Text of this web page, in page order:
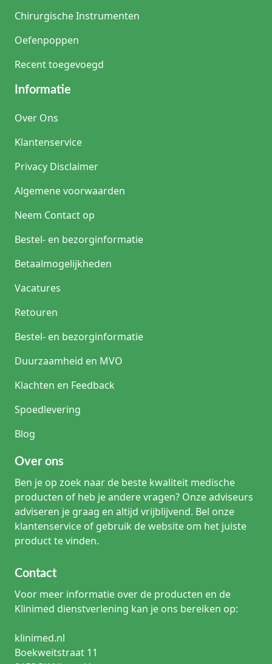
Chirurgische Instrumenten
Oefenpoppen
Recent toegevoegd
Informatie
Over Ons
Klantenservice
Privacy Disclaimer
Algemene voorwaarden
Neem Contact op
Bestel- en bezorginformatie
Betaalmogelijkheden
Vacatures
Retouren
Bestel- en bezorginformatie
Duurzaamheid en MVO
Klachten en Feedback
Spoedlevering
Blog
Over ons
Ben je op zoek naar de beste kwaliteit medische
producten of heb je andere vragen? Onze adviseurs
adviseren je graag en altijd vrijblijvend. Bel onze
klantenservice of gebruik de website om het juiste
product te vinden.
Contact
Voor meer informatie over de producten en de
Klinimed dienstverlening kan je ons bereiken op:
klinimed.nl
Boekweitstraat 11